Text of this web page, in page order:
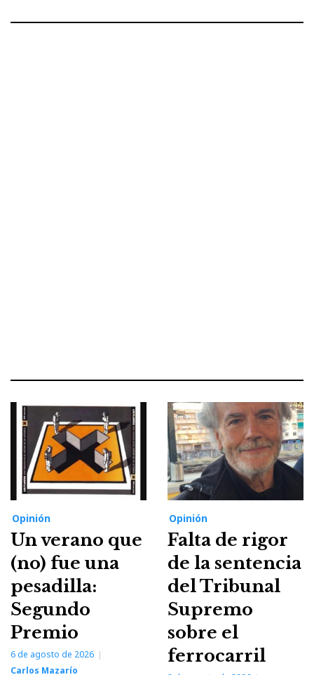
Opinión
Un verano que
(no) fue una
pesadilla:
Segundo
Premio
6 de agosto de 2026
Carlos Mazarío
Opinión
Falta de rigor
de la sentencia
del Tribunal
Supremo
sobre el
ferrocarril